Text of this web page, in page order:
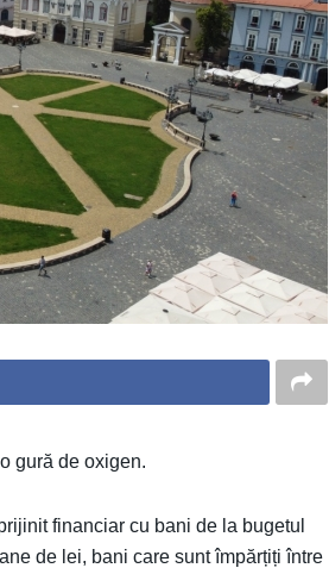
gură de oxigen.
financiar cu bani de la bugetul
de lei, bani care sunt împărțiți între